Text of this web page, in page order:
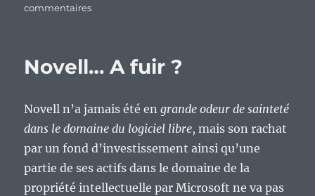
commentairessur
Github
signe
d’une
rampante
du
logiciel
Novell… A fuir ?
Novell n’a jamais été engrande odeur de sainteté
dans le domaine du logiciel libre, mais son rachat
par un fond d’investissement ainsi qu’une
partie de ses actifs dans le domaine de la
propriété intellectuelle par Microsoft ne va pas